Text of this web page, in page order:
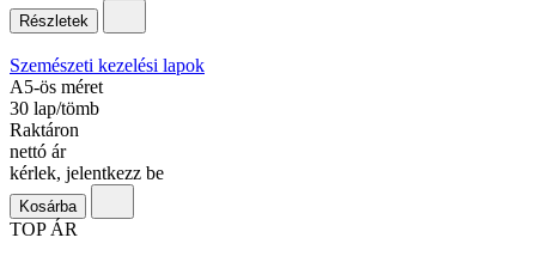
Részletek
Szemészeti kezelési lapok
A5-ös méret
30 lap/tömb
Raktáron
nettó ár
kérlek, jelentkezz be
Kosárba
TOP ÁR